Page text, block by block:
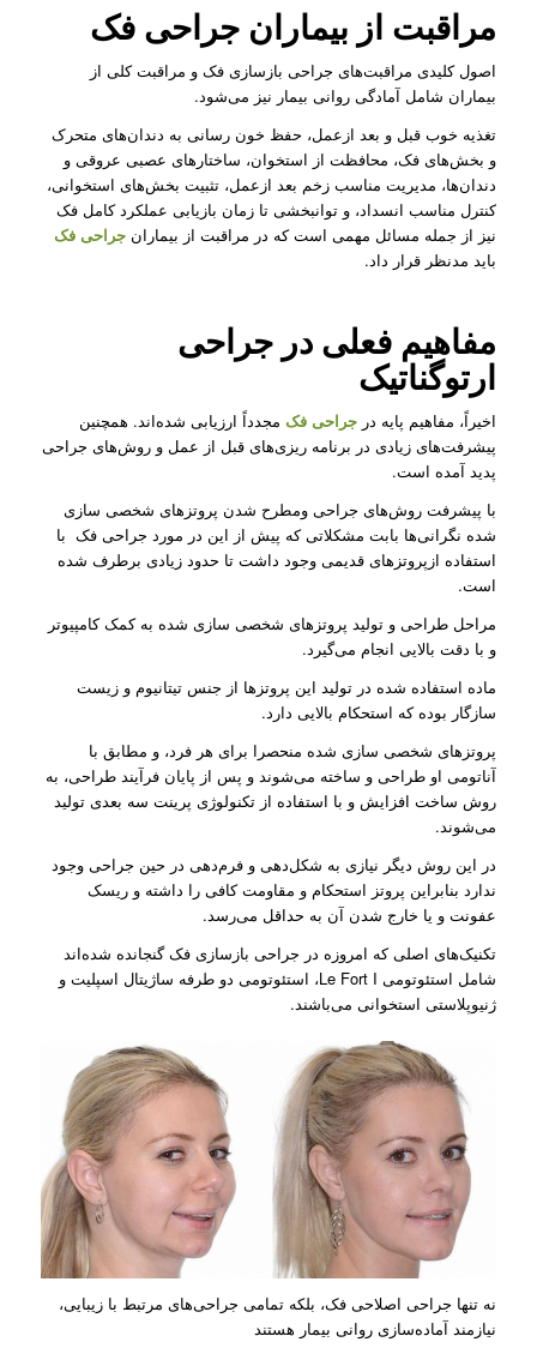
مراقبت از بیماران جراحی فک
اصول کلیدی مراقبت‌های جراحی بازسازی فک و مراقبت کلی از
بیماران شامل آمادگی روانی بیمار نیز می‌شود.
تغذیه خوب قبل و بعد ازعمل، حفظ خون رسانی به دندان‌های متحرک
و بخش‌های فک، محافظت از استخوان، ساختارهای عصبی عروقی و
دندان‌ها، مدیریت مناسب زخم بعد ازعمل، تثبیت بخش‌های استخوانی،
کنترل مناسب انسداد، و توانبخشی تا زمان بازیابی عملکرد کامل فک
نیز از جمله مسائل مهمی است که در مراقبت از بیماران جراحی فک
باید مدنظر قرار داد.
مفاهیم فعلی در جراحی
ارتوگناتیک
اخیراً، مفاهیم پایه در جراحی فکمجدداً ارزیابی شده‌اند. همچنین
پیشرفت‌‌های زیادی در برنامه ‌ریزی‌های قبل از عمل و روش‌های جراحی
پدید آمده است.
با پیشرفت روش‌های جراحی ومطرح شدن پروتزهای شخصی سازی
شده نگرانی‌ها بابت مشکلاتی که پیش از این در مورد جراحی فک با
استفاده ازپروتزهای قدیمی وجود داشت تا حدود زیادی برطرف شده
است.
مراحل طراحی و تولید پروتزهای شخصی سازی شده به کمک کامپیوتر
و با دقت بالایی انجام می‌گیرد.
ماده استفاده شده در تولید این پروتزها از جنس تیتانیوم و زیست
سازگار بوده که استحکام بالایی دارد.
پروتزهای شخصی سازی شده منحصرا برای هر فرد، و مطابق با
آناتومی او طراحی و ساخته می‌شوند و پس از پایان فرآیند طراحی، به
روش ساخت افزایش و با استفاده از تکنولوژی پرینت سه بعدی تولید
می‌شوند.
در این روش دیگر نیازی به شکل‌دهی و فرم‌دهی در حین جراحی وجود
ندارد بنابراین پروتز استحکام و مقاومت کافی را داشته و ریسک
عفونت و یا خارج شدن آن به حداقل می‌رسد.
تکنیک‌‌های اصلی که امروزه در جراحی بازسازی فک گنجانده شده‌‌اند
شامل استئوتومی Le Fort I، استئوتومی دو طرفه ساژیتال اسپلیت و
ژنیوپلاستی استخوانی می‌باشند.
نه تنها جراحی اصلاحی فک، بلکه تمامی جراحی‌های مرتبط با زیبایی،
نیازمند آماده‌سازی روانی بیمار هستند